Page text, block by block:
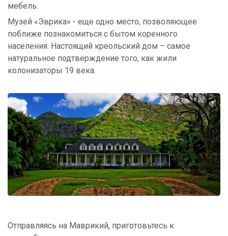
мебель.
Музей «Эврика» - еще одно место, позволяющее
поближе познакомиться с бытом коренного
населения. Настоящий креольский дом – самое
натуральное подтверждение того, как жили
колонизаторы 19 века.
Отправляясь на Маврикий, приготовьтесь к